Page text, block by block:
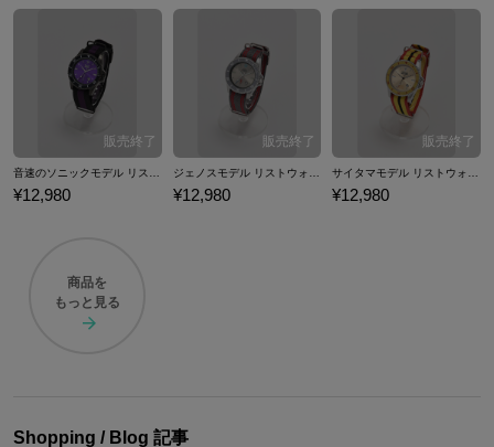
は『ワンパンマン』のキャラクターをイメージにしたコラボファッショ
ンアイテムをご紹介いたします。
¥12,980 ¥12,980 ¥12,980
商品を
もっと見る
Shopping / Blog 記事